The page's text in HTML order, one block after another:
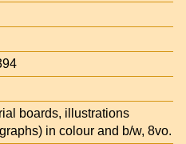
boards, illustrations
in colour and b/w, 8vo.